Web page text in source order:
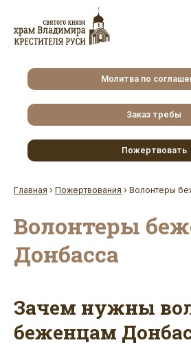
Молитва по
Заказ требы
Пожертвовать
Главная › Пожертвования › Волонтеры
Волонтеры
Донбасса
Зачем нужны
беженцам